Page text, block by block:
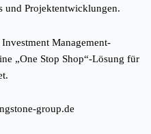
und Projektentwicklungen.
Management-
„One Stop Shop“-Lösung für
group.de